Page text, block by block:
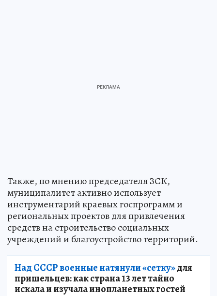
Также, по мнению председателя ЗСК,
муниципалитет активно использует
инструментарий краевых госпрограмм и
региональных проектов для привлечения
средств на строительство социальных
учреждений и благоустройство территорий.
Над СССР военные натянули «сетку»для
пришельцев: как страна 13 лет тайно
искала и изучала инопланетных гостей